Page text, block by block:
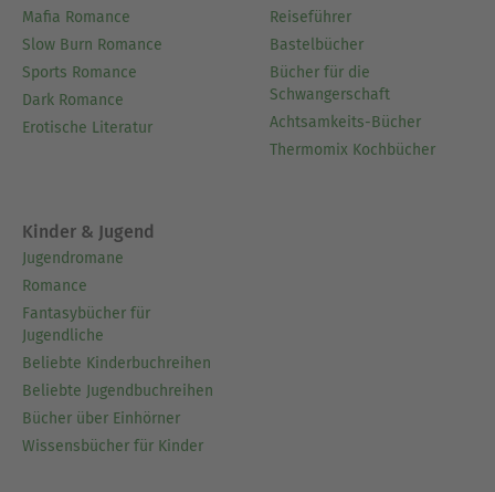
Mafia Romance
Slow Burn Romance
Sports Romance
Dark Romance
Erotische Literatur
Reiseführer
Bastelbücher
Bücher für die
Schwangerschaft
Achtsamkeits-Bücher
Thermomix Kochbücher
Kinder & Jugend
Jugendromane
Romance
Fantasybücher für
Jugendliche
Beliebte Kinderbuchreihen
Beliebte Jugendbuchreihen
Bücher über Einhörner
Wissensbücher für Kinder